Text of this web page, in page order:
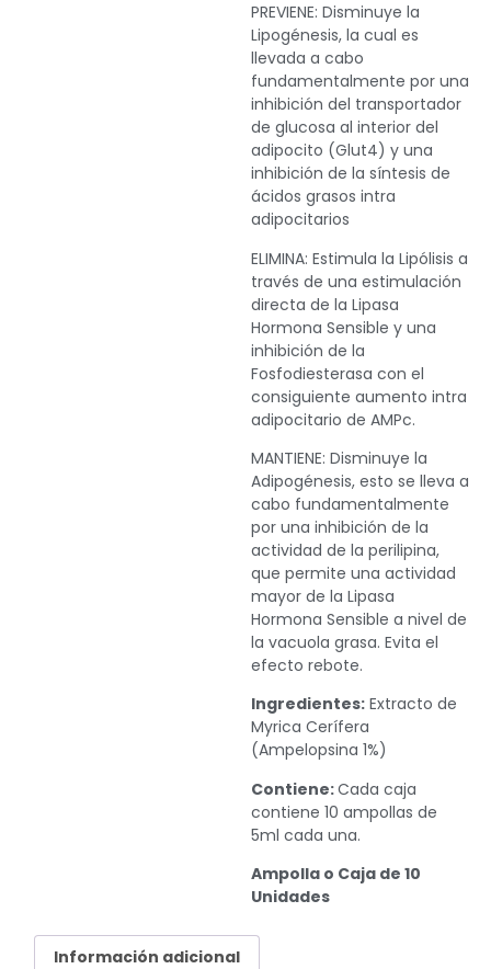
PREVIENE: Disminuye la
Lipogénesis, la cual es
llevada a cabo
fundamentalmente por una
inhibición del transportador
de glucosa al interior del
adipocito (Glut4) y una
inhibición de la síntesis de
ácidos grasos intra
adipocitarios
ELIMINA: Estimula la Lipólisis a
través de una estimulación
directa de la Lipasa
Hormona Sensible y una
inhibición de la
Fosfodiesterasa con el
consiguiente aumento intra
adipocitario de AMPc.
MANTIENE: Disminuye la
Adipogénesis, esto se lleva a
cabo fundamentalmente
por una inhibición de la
actividad de la perilipina,
que permite una actividad
mayor de la Lipasa
Hormona Sensible a nivel de
la vacuola grasa. Evita el
efecto rebote.
Ingredientes:Extracto de
Myrica Cerífera
(Ampelopsina 1%)
Contiene:Cada caja
contiene 10 ampollas de
5ml cada una.
Ampolla o Caja de 10
Unidades
Información adicional